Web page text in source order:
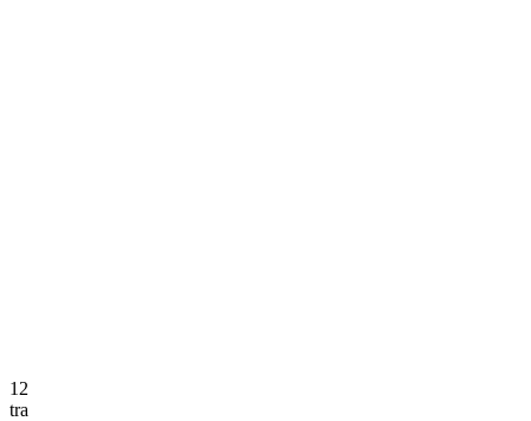
12
tra